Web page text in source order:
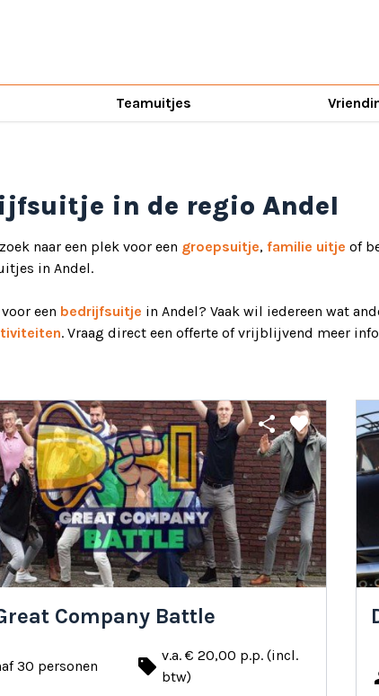
Teamuitjes
in de regio Andel
naar een plek voor een groepsuitje, familie uitje of
in Andel.
een bedrijfsuitje in Andel? Vaak wil iedereen wat
. Vraag direct een offerte of vrijblijvend meer
share favorite
Company Battle
30 personen local_offer v.a. € 20,00 p.p. (incl.
btw)